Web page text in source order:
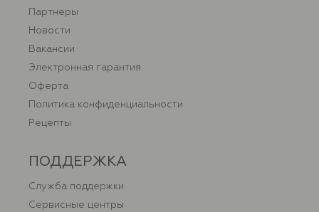
Партнеры
Новости
Вакансии
Электронная гарантия
Оферта
Политика конфиденциальности
Рецепты
ПОДДЕРЖКА
Служба поддержки
Сервисные центры